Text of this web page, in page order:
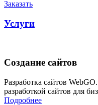
Заказать
Услуги
Создание сайтов
Разработка сайтов
разработкой сайтов для
Подробнее